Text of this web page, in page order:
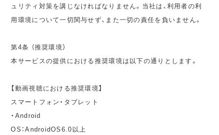
ュリティ対策を講じなければなりません。当社は、利用者の利
用環境について一切関与せず、また一切の責任を負いません。
第4条 （推奨環境）
本サービスの提供における推奨環境は以下の通りとします。
【動画視聴における推奨環境】
スマートフォン・タブレット
・Android
OS：AndroidOS6.0以上